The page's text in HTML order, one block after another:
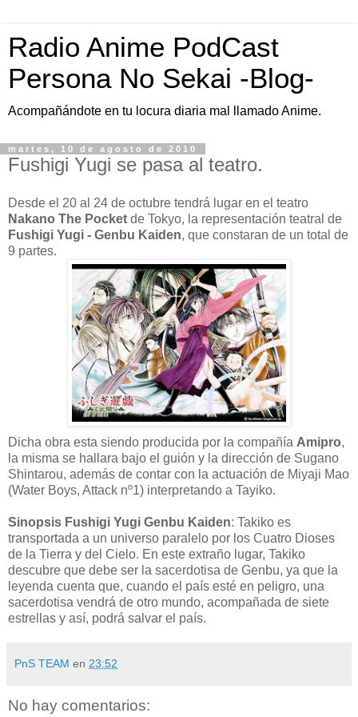
Radio Anime PodCast
Persona No Sekai -Blog-
Acompañándote en tu locura diaria mal llamado Anime.
martes, 10 de agosto de 2010
Fushigi Yugi se pasa al teatro.
Desde el 20 al 24 de octubre tendrá lugar en el teatro
Nakano The Pocket de Tokyo, la representación teatral de
Fushigi Yugi - Genbu Kaiden, que constaran de un total de
9 partes.
Dicha obra esta siendo producida por la compañía Amipro,
la misma se hallara bajo el guión y la dirección de Sugano
Shintarou, además de contar con la actuación de Miyaji Mao
(Water Boys, Attack nº1) interpretando a Tayiko.
Sinopsis Fushigi Yugi Genbu Kaiden: Takiko es
transportada a un universo paralelo por los Cuatro Dioses
de la Tierra y del Cielo. En este extraño lugar, Takiko
descubre que debe ser la sacerdotisa de Genbu, ya que la
leyenda cuenta que, cuando el país esté en peligro, una
sacerdotisa vendrá de otro mundo, acompañada de siete
estrellas y así, podrá salvar el país.
PnS TEAM en 23:52
No hay comentarios: